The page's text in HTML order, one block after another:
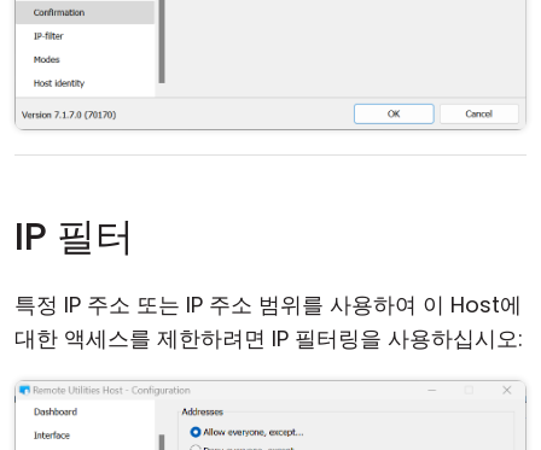
IP 필터
특정 IP 주소 또는 IP 주소 범위를 사용하여 이 Host에
대한 액세스를 제한하려면 IP 필터링을 사용하십시오: